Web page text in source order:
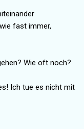
fast immer,
Wie oft noch?
Ich tue es nicht mit